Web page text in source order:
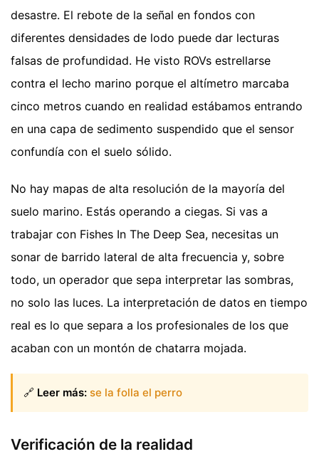
desastre. El rebote de la señal en fondos con
diferentes densidades de lodo puede dar lecturas
falsas de profundidad. He visto ROVs estrellarse
contra el lecho marino porque el altímetro marcaba
cinco metros cuando en realidad estábamos entrando
en una capa de sedimento suspendido que el sensor
confundía con el suelo sólido.
No hay mapas de alta resolución de la mayoría del
suelo marino. Estás operando a ciegas. Si vas a
trabajar con Fishes In The Deep Sea, necesitas un
sonar de barrido lateral de alta frecuencia y, sobre
todo, un operador que sepa interpretar las sombras,
no solo las luces. La interpretación de datos en tiempo
real es lo que separa a los profesionales de los que
acaban con un montón de chatarra mojada.
🔗 Leer más: se la folla el perro
Verificación de la realidad